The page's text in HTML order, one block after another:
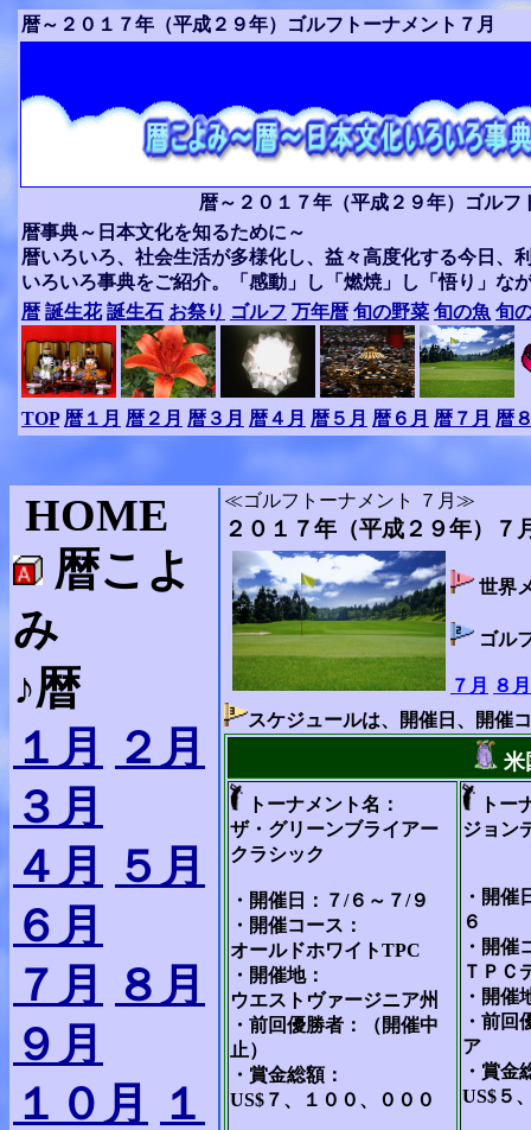
暦～２０１７年（平成２９年）ゴルフトーナメント７月
暦～２０１７年（平成２９年）ゴルフ
暦事典～日本文化を知るために～
暦いろいろ、社会生活が多様化し、益々高度化する今日、
いろいろ事典をご紹介。「感動」し「燃焼」し「悟り」な
暦 誕生花 誕生石 お祭り ゴルフ 万年暦 旬の野菜 旬の魚 旬
TOP 暦１月 暦２月 暦３月 暦４月 暦５月 暦６月 暦７月 暦
HOME
暦こよ
み
♪暦
１月
２月
３月
４月
５月
６月
７月
８月
９月
１０月
１
≪ゴルフトーナメント ７月≫
２０１７年（平成２９年）７
世界
ゴル
７月
８月
スケジュールは、開催日、開催
米
トーナメント名：
ザ・グリーンブライアー
クラシック
・開催日：７/６～７/９
・開催コース：
オールドホワイトTPC
・開催地：
ウエストヴァージニア州
・前回優勝者：（開催中
止）
・賞金総額：
US$７、１００、０００
トー
ジョン
・開催
６
・開催
ＴＰＣ
・開催
・前回
ア
・賞金
US$５